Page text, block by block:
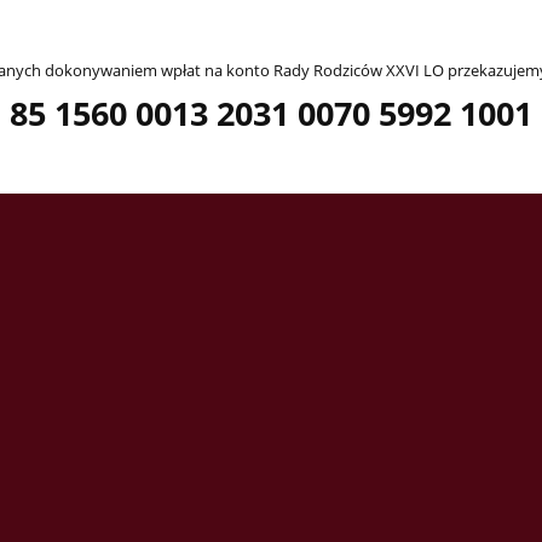
dokonywaniem wpłat na konto Rady Rodziców XXVI LO
85 1560 0013 2031 0070 5992 1001